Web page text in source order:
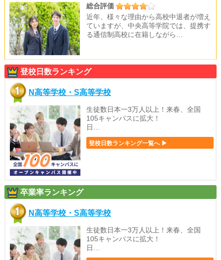
総合評価
近年、様々な理由から高校中退者が増え
ていますが、中央高等学院では、提携す
る通信制高校に在籍しながら…
登校日数ランキング
N高等学校・S高等学校
生徒数日本一3万人以上！来春、全国
105キャンパスに拡大！
日…
登校日数ランキング一覧へ ▶
卒業率ランキング
N高等学校・S高等学校
生徒数日本一3万人以上！来春、全国
105キャンパスに拡大！
日…